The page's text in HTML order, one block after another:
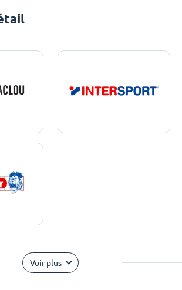
Voir plus